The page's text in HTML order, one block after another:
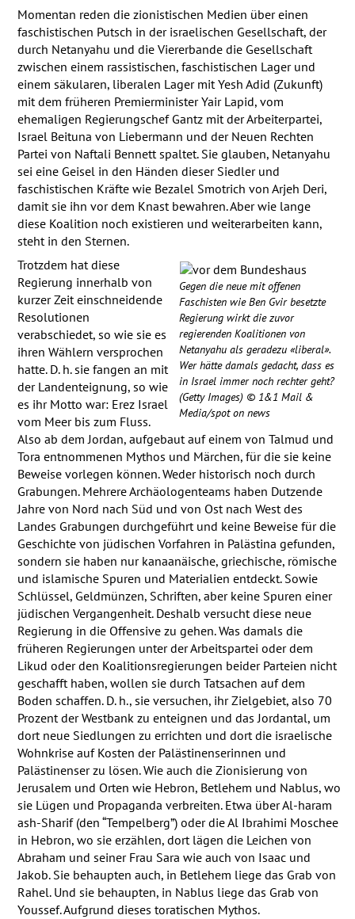
Momentan reden die zionistischen Medien über einen
faschistischen Putsch in der israelischen Gesellschaft, der
durch Netanyahu und die Viererbande die Gesellschaft
zwischen einem rassistischen, faschistischen Lager und
einem säkularen, liberalen Lager mit Yesh Adid (Zukunft)
mit dem früheren Premierminister Yair Lapid, vom
ehemaligen Regierungschef Gantz mit der Arbeiterpartei,
Israel Beituna von Liebermann und der Neuen Rechten
Partei von Naftali Bennett spaltet. Sie glauben, Netanyahu
sei eine Geisel in den Händen dieser Siedler und
faschistischen Kräfte wie Bezalel Smotrich von Arjeh Deri,
damit sie ihn vor dem Knast bewahren. Aber wie lange
diese Koalition noch existieren und weiterarbeiten kann,
steht in den Sternen.
Gegen die neue mit offenen
Faschisten wie Ben Gvir besetzte
Regierung wirkt die zuvor
regierenden Koalitionen von
Netanyahu als geradezu «liberal».
Wer hätte damals gedacht, dass es
in Israel immer noch rechter geht?
(Getty Images) © 1&1 Mail &
Media/spot on news
Trotzdem hat diese
Regierung innerhalb von
kurzer Zeit einschneidende
Resolutionen
verabschiedet, so wie sie es
ihren Wählern versprochen
hatte. D. h. sie fangen an mit
der Landenteignung, so wie
es ihr Motto war: Erez Israel
vom Meer bis zum Fluss.
Also ab dem Jordan, aufgebaut auf einem von Talmud und
Tora entnommenen Mythos und Märchen, für die sie keine
Beweise vorlegen können. Weder historisch noch durch
Grabungen. Mehrere Archäologenteams haben Dutzende
Jahre von Nord nach Süd und von Ost nach West des
Landes Grabungen durchgeführt und keine Beweise für die
Geschichte von jüdischen Vorfahren in Palästina gefunden,
sondern sie haben nur kanaanäische, griechische, römische
und islamische Spuren und Materialien entdeckt. Sowie
Schlüssel, Geldmünzen, Schriften, aber keine Spuren einer
jüdischen Vergangenheit. Deshalb versucht diese neue
Regierung in die Offensive zu gehen. Was damals die
früheren Regierungen unter der Arbeitspartei oder dem
Likud oder den Koalitionsregierungen beider Parteien nicht
geschafft haben, wollen sie durch Tatsachen auf dem
Boden schaffen. D. h., sie versuchen, ihr Zielgebiet, also 70
Prozent der Westbank zu enteignen und das Jordantal, um
dort neue Siedlungen zu errichten und dort die israelische
Wohnkrise auf Kosten der Palästinenserinnen und
Palästinenser zu lösen. Wie auch die Zionisierung von
Jerusalem und Orten wie Hebron, Betlehem und Nablus, wo
sie Lügen und Propaganda verbreiten. Etwa über Al-haram
ash-Sharif (den “Tempelberg”) oder die Al Ibrahimi Moschee
in Hebron, wo sie erzählen, dort lägen die Leichen von
Abraham und seiner Frau Sara wie auch von Isaac und
Jakob. Sie behaupten auch, in Betlehem liege das Grab von
Rahel. Und sie behaupten, in Nablus liege das Grab von
Youssef. Aufgrund dieses toratischen Mythos.